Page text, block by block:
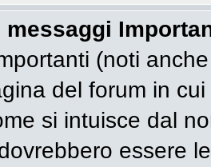
messaggi
(noti
del forum in
si intuisce dal
essere